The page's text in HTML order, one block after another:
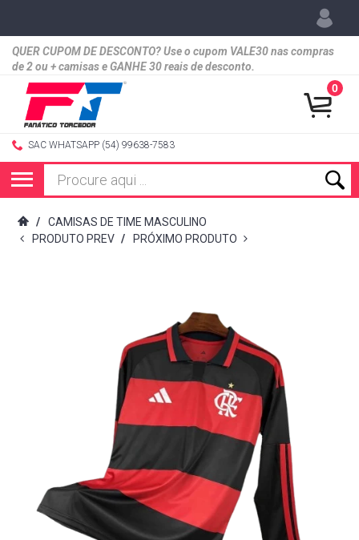
QUER CUPOM DE DESCONTO? Use o cupom VALE30 nas compras
de 2 ou + camisas e GANHE 30 reais de desconto.
SAC WHATSAPP (54) 99638-7583
0
/
CAMISAS DE TIME MASCULINO
PRODUTO PREV / PRÓXIMO PRODUTO